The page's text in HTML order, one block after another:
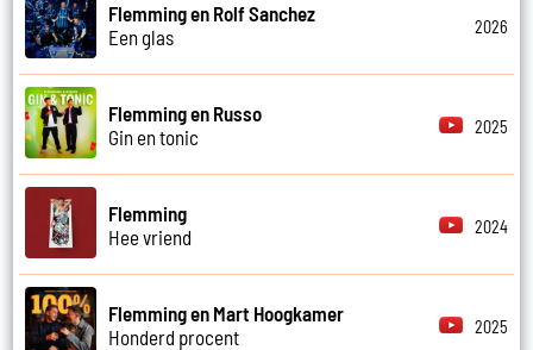
Flemming en Rolf Sanchez
Een glas
2026
Flemming en Russo
Gin en tonic
2025
Flemming
Hee vriend
2024
Flemming en Mart Hoogkamer
Honderd procent
2025